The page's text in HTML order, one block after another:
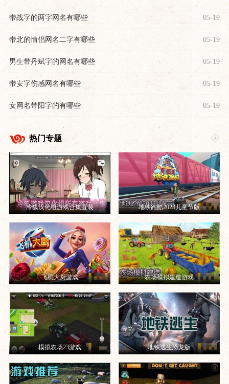
带战字的两字网名有哪些 05-19
带北的情侣网名二字有哪些 05-19
男生带丹斌字的网名有哪些 05-19
带安字伤感网名有哪些 05-19
女网名带阳字的有哪些 05-19
热门专题
冷狐汉化组游戏合集直装 地铁跑酷2023儿童节版
飞机大厨游戏 农场模拟建造游戏
模拟农场23游戏 地铁逃生恐龙版